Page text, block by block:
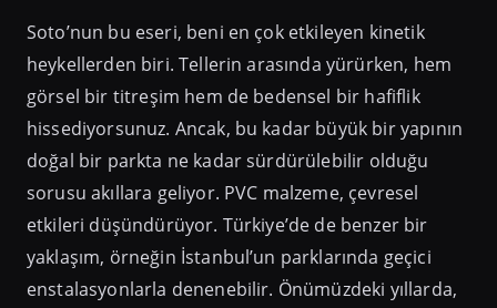
Soto’nun bu eseri, beni en çok etkileyen kinetik
heykellerden biri. Tellerin arasında yürürken, hem
görsel bir titreşim hem de bedensel bir hafiflik
hissediyorsunuz. Ancak, bu kadar büyük bir yapının
doğal bir parkta ne kadar sürdürülebilir olduğu
sorusu akıllara geliyor. PVC malzeme, çevresel
etkileri düşündürüyor. Türkiye’de de benzer bir
yaklaşım, örneğin İstanbul’un parklarında geçici
enstalasyonlarla denenebilir. Önümüzdeki yıllarda,